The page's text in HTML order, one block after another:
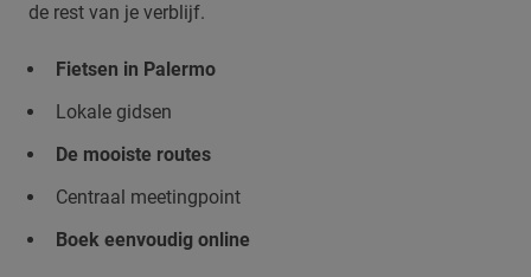
de rest van je verblijf.
Fietsen in Palermo
Lokale gidsen
De mooiste routes
Centraal meetingpoint
Boek eenvoudig online